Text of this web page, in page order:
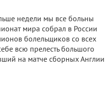
недели мы все больны
мира собрал в России
болельщиков со всех
всю прелесть большого
на матче сборных Англии